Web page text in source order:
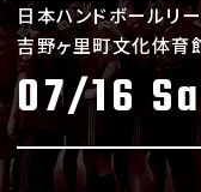
日本ハンドボールリ
吉野ヶ里町文化体育
07/16